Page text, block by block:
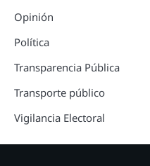
Opinión
Política
Transparencia Pública
Transporte público
Vigilancia Electoral